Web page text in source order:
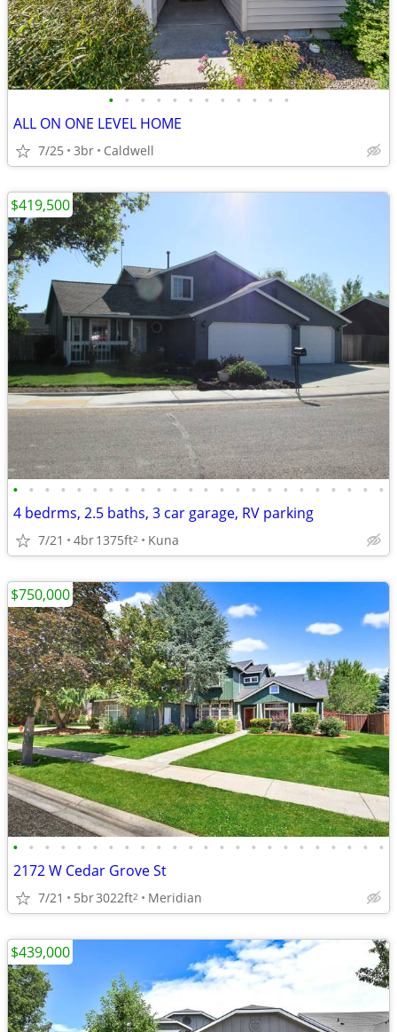
• • • • • • • • • • • •
ALL ON ONE LEVEL HOME
7/25 3br Caldwell
• • • • • • • • • • • • • • • • • • • • • • • •
4 bedrms, 2.5 baths, 3 car garage, RV parking
7/21 4br1375ft2 Kuna
$419,500
• • • • • • • • • • • • • • • • • • • • • • • •
2172 W Cedar Grove St
7/21 5br3022ft2 Meridian
$750,000
$439,000